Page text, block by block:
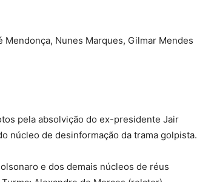
Nunes Marques, Gilmar Mendes
pela absolvição do ex-presidente Jair
núcleo de desinformação da trama golpista.
e dos demais núcleos de réus